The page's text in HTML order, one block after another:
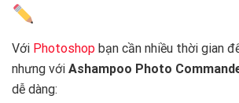
Với Photoshop bạn cần nhiều thời gian
nhưng với Ashampoo Photo
dễ dàng: